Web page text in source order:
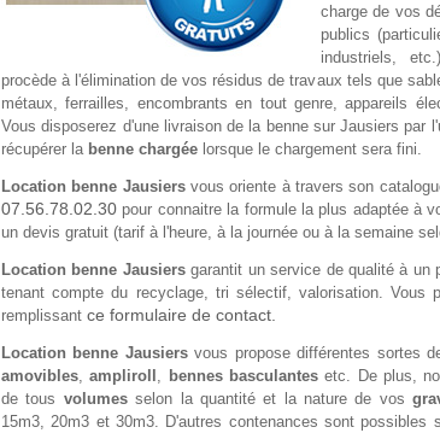
charge de vos
publics
industriels,
procède à l'élimination de vos résidus de travaux tels que
métaux, ferrailles, encombrants en tout genre, appareils
Vous disposerez d'une livraison de la benne sur Jausiers par
récupérer la benne chargée lorsque le chargement sera fini.
Location benne Jausiersvous oriente à travers son
07.56.78.02.30 pour connaitre la formule la plus adaptée à
un devis gratuit (tarif à l'heure, à la journée ou à la semaine
Location benne Jausiersgarantit un service de qualité à un
tenant compte du recyclage, tri sélectif, valorisation. Vous
remplissant ce formulaire de contact.
Location benne Jausiersvous propose différentes sortes
amovibles,ampliroll , bennes basculantes etc. De plus,
de tous volumesselon la quantité et la nature de vos
15m3, 20m3 et 30m3. D'autres contenances sont possibles